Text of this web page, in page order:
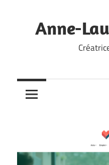
contentAnne-